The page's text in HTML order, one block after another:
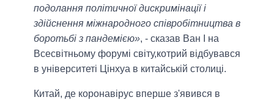
подолання політичної дискримінації і
здійснення міжнародного співробітництва в
боротьбі з пандемією», - сказав Ван І на
Всесвітньому форумі світу,котрий відбувався
в університеті Цінхуа в китайській столиці.
Китай, де коронавірус вперше з'явився в